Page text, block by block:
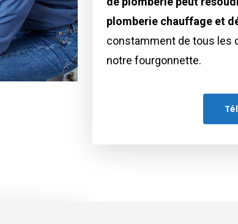
plomberie chauffage et
constamment de tous les
notre fourgonnette.